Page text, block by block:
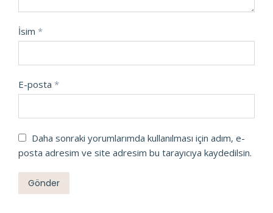
İsim *
E-posta *
Daha sonraki yorumlarımda kullanılması için adım, e-
posta adresim ve site adresim bu tarayıcıya kaydedilsin.